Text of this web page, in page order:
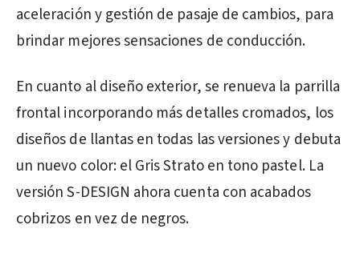
aceleración y gestión de pasaje de cambios, para
brindar mejores sensaciones de conducción.
En cuanto al diseño exterior, se renueva la parrilla
frontal incorporando más detalles cromados, los
diseños de llantas en todas las versiones y debuta
un nuevo color: el Gris Strato en tono pastel. La
versión S-DESIGN ahora cuenta con acabados
cobrizos en vez de negros.